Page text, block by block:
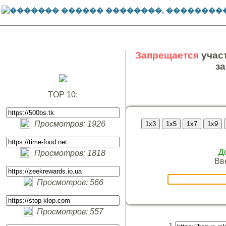
TOP 10:
Просмотров: 1926
Просмотров: 1818
Просмотров: 566
Просмотров: 557
Запрещается